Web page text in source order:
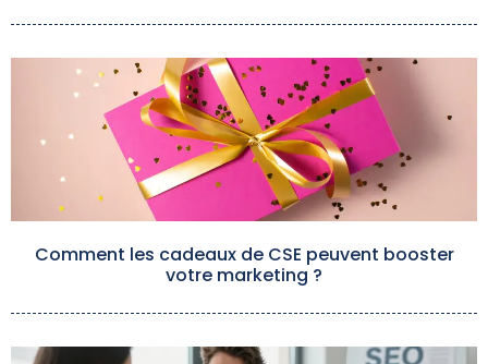
Comment les cadeaux de CSE peuvent booster
votre marketing ?